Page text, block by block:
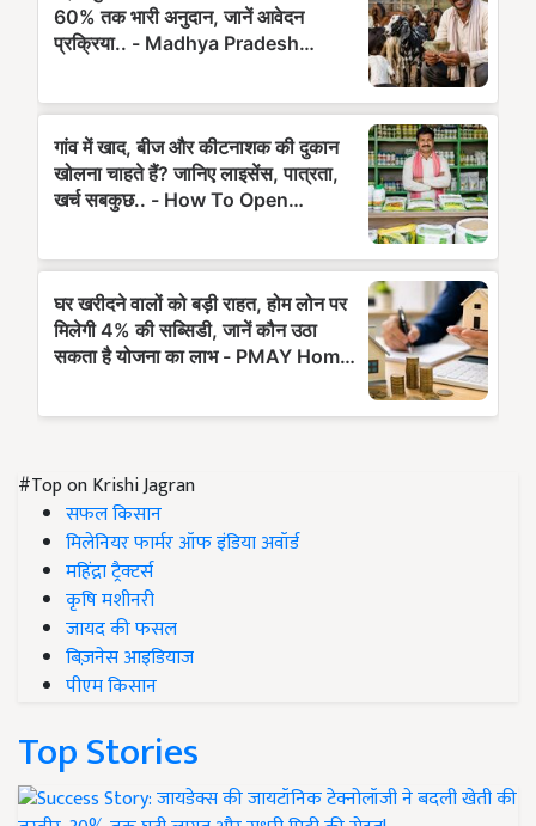
#Top on Krishi Jagran
सफल किसान
मिलेनियर फार्मर ऑफ इंडिया अवॉर्ड
महिंद्रा ट्रैक्टर्स
कृषि मशीनरी
जायद की फसल
बिज़नेस आइडियाज
पीएम किसान
Top Stories